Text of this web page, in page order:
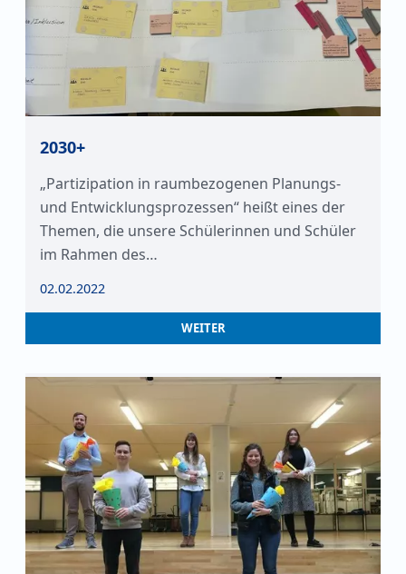
2030+
„Partizipation in raumbezogenen Planungs-
und Entwicklungsprozessen“ heißt eines der
Themen, die unsere Schülerinnen und Schüler
im Rahmen des…
02.02.2022
WEITER